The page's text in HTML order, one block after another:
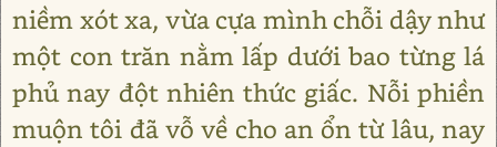
niềm xót xa, vừa cựa mình chỗi dậy như
một con trăn nằm lấp dưới bao từng lá
phủ nay đột nhiên thức giấc. Nỗi phiền
muộn tôi đã vỗ về cho an ổn từ lâu, nay